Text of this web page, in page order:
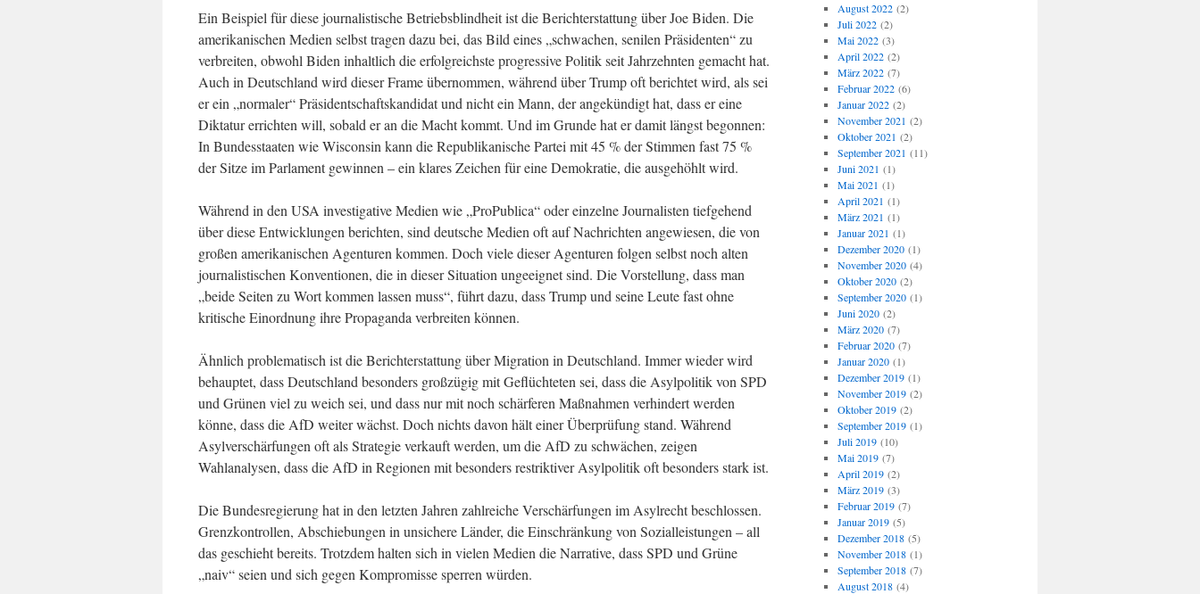
Ein Beispiel für diese journalistische Betriebsblindheit ist die Berichterstattung über Joe Biden. Die
amerikanischen Medien selbst tragen dazu bei, das Bild eines „schwachen, senilen Präsidenten“ zu
verbreiten, obwohl Biden inhaltlich die erfolgreichste progressive Politik seit Jahrzehnten gemacht hat.
Auch in Deutschland wird dieser Frame übernommen, während über Trump oft berichtet wird, als sei
er ein „normaler“ Präsidentschaftskandidat und nicht ein Mann, der angekündigt hat, dass er eine
Diktatur errichten will, sobald er an die Macht kommt. Und im Grunde hat er damit längst begonnen:
In Bundesstaaten wie Wisconsin kann die Republikanische Partei mit 45 % der Stimmen fast 75 %
der Sitze im Parlament gewinnen – ein klares Zeichen für eine Demokratie, die ausgehöhlt wird.
Während in den USA investigative Medien wie „ProPublica“ oder einzelne Journalisten tiefgehend
über diese Entwicklungen berichten, sind deutsche Medien oft auf Nachrichten angewiesen, die von
großen amerikanischen Agenturen kommen. Doch viele dieser Agenturen folgen selbst noch alten
journalistischen Konventionen, die in dieser Situation ungeeignet sind. Die Vorstellung, dass man
„beide Seiten zu Wort kommen lassen muss“, führt dazu, dass Trump und seine Leute fast ohne
kritische Einordnung ihre Propaganda verbreiten können.
Ähnlich problematisch ist die Berichterstattung über Migration in Deutschland. Immer wieder wird
behauptet, dass Deutschland besonders großzügig mit Geflüchteten sei, dass die Asylpolitik von SPD
und Grünen viel zu weich sei, und dass nur mit noch schärferen Maßnahmen verhindert werden
könne, dass die AfD weiter wächst. Doch nichts davon hält einer Überprüfung stand. Während
Asylverschärfungen oft als Strategie verkauft werden, um die AfD zu schwächen, zeigen
Wahlanalysen, dass die AfD in Regionen mit besonders restriktiver Asylpolitik oft besonders stark ist.
Die Bundesregierung hat in den letzten Jahren zahlreiche Verschärfungen im Asylrecht beschlossen.
Grenzkontrollen, Abschiebungen in unsichere Länder, die Einschränkung von Sozialleistungen – all
das geschieht bereits. Trotzdem halten sich in vielen Medien die Narrative, dass SPD und Grüne
„naiv“ seien und sich gegen Kompromisse sperren würden.
August 2022(2)
Juli 2022(2)
Mai 2022(3)
April 2022(2)
März 2022(7)
Februar 2022(6)
Januar 2022(2)
November 2021 (2)
Oktober 2021 (2)
September 2021 (11)
Juni 2021 (1)
Mai 2021 (1)
April 2021 (1)
März 2021 (1)
Januar 2021 (1)
Dezember 2020(1)
November 2020(4)
Oktober 2020(2)
September 2020(1)
Juni 2020(2)
März 2020(7)
Februar 2020(7)
Januar 2020(1)
Dezember 2019(1)
November 2019(2)
Oktober 2019(2)
September 2019(1)
Juli 2019(10)
Mai 2019(7)
April 2019(2)
März 2019(3)
Februar 2019(7)
Januar 2019(5)
Dezember 2018(5)
November 2018(1)
September 2018(7)
August 2018(4)